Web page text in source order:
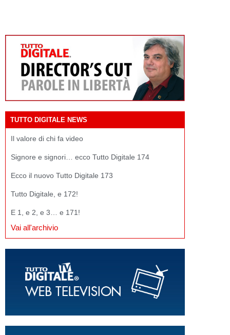
TUTTO DIGITALE NEWS
Il valore di chi fa video
Signore e signori… ecco Tutto Digitale 174
Ecco il nuovo Tutto Digitale 173
Tutto Digitale, e 172!
E 1, e 2, e 3… e 171!
Vai all'archivio